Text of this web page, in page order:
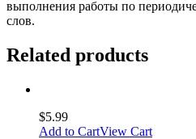
выполнения работы по
слов.
Related products
$5.99
Add to CartView Cart